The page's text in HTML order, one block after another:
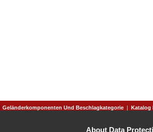
Geländerkomponenten Und Beschlagkategorie| Katalog
About Data